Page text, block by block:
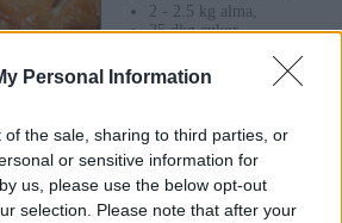
Personal Information
of the sale, sharing to third parties, or
or sensitive information for
us, please use the below opt-out
selection. Please note that after your
2 - 2.5 kg alma,
25 dkg cukor,
1 teáskanál fahéj,
Egyéb hozzávalók:
1 tojás sárgája a tészta
megkenésére.